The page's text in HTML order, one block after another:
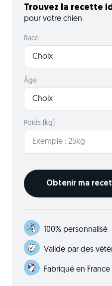
Trouvez la recette
pour votre chien
Race
Choix
Âge
Choix
Poids (kg)
100% personnalisé
Validé par des
Fabriqué en France